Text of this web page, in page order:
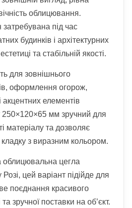
облицювання.
під час
будинків і архітектурних
та стабільній якості.
для зовнішнього
оформлення огорож,
акцентних елементів
250×120×65 мм зручний для
матеріалу та дозволяє
з виразним кольором.
цегла
цей варіант підійде для
поєднання красивого
зручної поставки на об’єкт.